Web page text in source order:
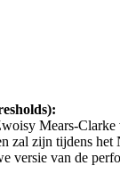
Mears-
zal zijn tijdens
versie van de